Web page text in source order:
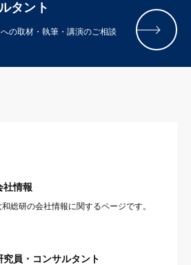
タント
の取材・執筆・講演のご相談
社情報
和総研の会社情報に関するページです。
究員・コンサルタント